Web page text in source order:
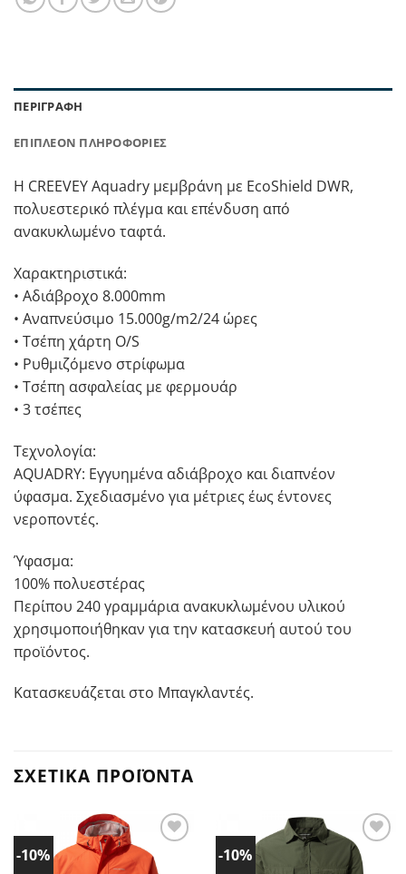
ΠΕΡΙΓΡΑΦΉ
ΕΠΙΠΛΈΟΝ ΠΛΗΡΟΦΟΡΊΕΣ
Η CREEVEY Aquadry μεμβράνη με EcoShield DWR,
πολυεστερικό πλέγμα και επένδυση από
ανακυκλωμένο ταφτά.
Χαρακτηριστικά:
• Αδιάβροχο 8.000mm
• Αναπνεύσιμο 15.000g/m2/24 ώρες
• Τσέπη χάρτη O/S
• Ρυθμιζόμενο στρίφωμα
• Τσέπη ασφαλείας με φερμουάρ
• 3 τσέπες
Τεχνολογία:
AQUADRY: Εγγυημένα αδιάβροχο και διαπνέον
ύφασμα. Σχεδιασμένο για μέτριες έως έντονες
νεροποντές.
Ύφασμα:
100% πολυεστέρας
Περίπου 240 γραμμάρια ανακυκλωμένου υλικού
χρησιμοποιήθηκαν για την κατασκευή αυτού του
προϊόντος.
Κατασκευάζεται στο Μπαγκλαντές.
ΣΧΕΤΙΚΆ ΠΡΟΪΌΝΤΑ
-10%
Προσθήκη
στα
-10%
Προσθήκη
στα